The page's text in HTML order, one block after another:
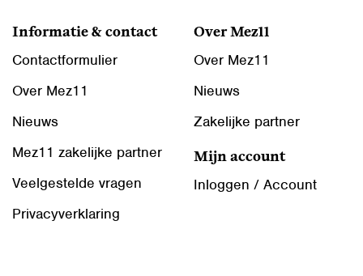
Informatie & contact
Contactformulier
Over Mez11
Nieuws
Mez11 zakelijke partner
Veelgestelde vragen
Privacyverklaring
Over Mez11
Over Mez11
Nieuws
Zakelijke partner
Mijn account
Inloggen / Account